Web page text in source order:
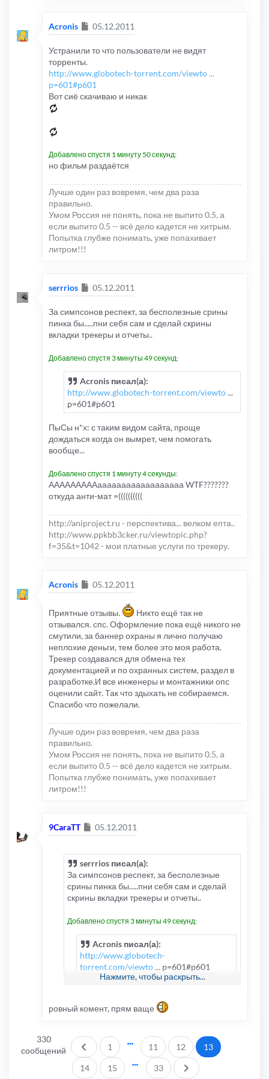
Acronis Сообщение
05.12.2011
Устранили то что пользователи не видят
торренты.
http://www.globotech-torrent.com/viewto ...
p=601#p601
Вот сиё скачиваю и никак
Добавлено спустя 1 минуту 50 секунд:
но фильм раздаётся
Лучше один раз вовремя, чем два раза
правильно.
Умом Россия не понять, пока не выпито 0.5, а
если выпито 0.5 -- всё дело кадется не хитрым.
Попытка глубже понимать, уже попахивает
литром!!!
serrrios Сообщение
05.12.2011
За симпсонов респект, за бесполезные срины
пинка бы.....пни себя сам и сделай скрины
вкладки трекеры и отчеты..
Добавлено спустя 3 минуты 49 секунд:
Acronis писал(а):
http://www.globotech-torrent.com/viewto...
p=601#p601
ПыСы н*х: с таким видом сайта, проще
дождаться когда он вымрет, чем помогать
вообще...
Добавлено спустя 1 минуту 4 секунды:
АААААААААаааааааааааааааааа WTF???????
откуда анти-мат =((((((((((
http://aniproject.ru - перспектива... велком епта..
http://www.ppkbb3cker.ru/viewtopic.php?
f=35&t=1042 - мои платные услуги по трекеру.
Acronis Сообщение
05.12.2011
Приятные отзывы.
Никто ещё так не
отзывался. спс. Оформление пока ещё никого не
смутили, за баннер охраны я лично получаю
неплохие деньги, тем более это моя работа.
Трекер создавался для обмена тех
документацией и по охранных систем, раздел в
разработке.И все инженеры и монтажники опс
оценили сайт. Так что здыхать не собираемся.
Спасибо что пожелали.
Лучше один раз вовремя, чем два раза
правильно.
Умом Россия не понять, пока не выпито 0.5, а
если выпито 0.5 -- всё дело кадется не хитрым.
Попытка глубже понимать, уже попахивает
литром!!!
9CaraTT Сообщение
05.12.2011
serrrios писал(а):
За симпсонов респект, за бесполезные
срины пинка бы.....пни себя сам и сделай
скрины вкладки трекеры и отчеты..
Добавлено спустя 3 минуты 49 секунд:
Acronis писал(а):
http://www.globotech-
torrent.com/viewto... p=601#p601
дождаться когда он вымрет, чем помогать
вообще...
Добавлено спустя 1 минуту 4 секунды:
АААААААААаааааааааааааааааа
WTF??????? откуда анти-мат =((((((((((
Нажмите, чтобы раскрыть...
ровный комент, прям ваще
330
сообщений
Пред.1 11 12 13
14 15 33 След.